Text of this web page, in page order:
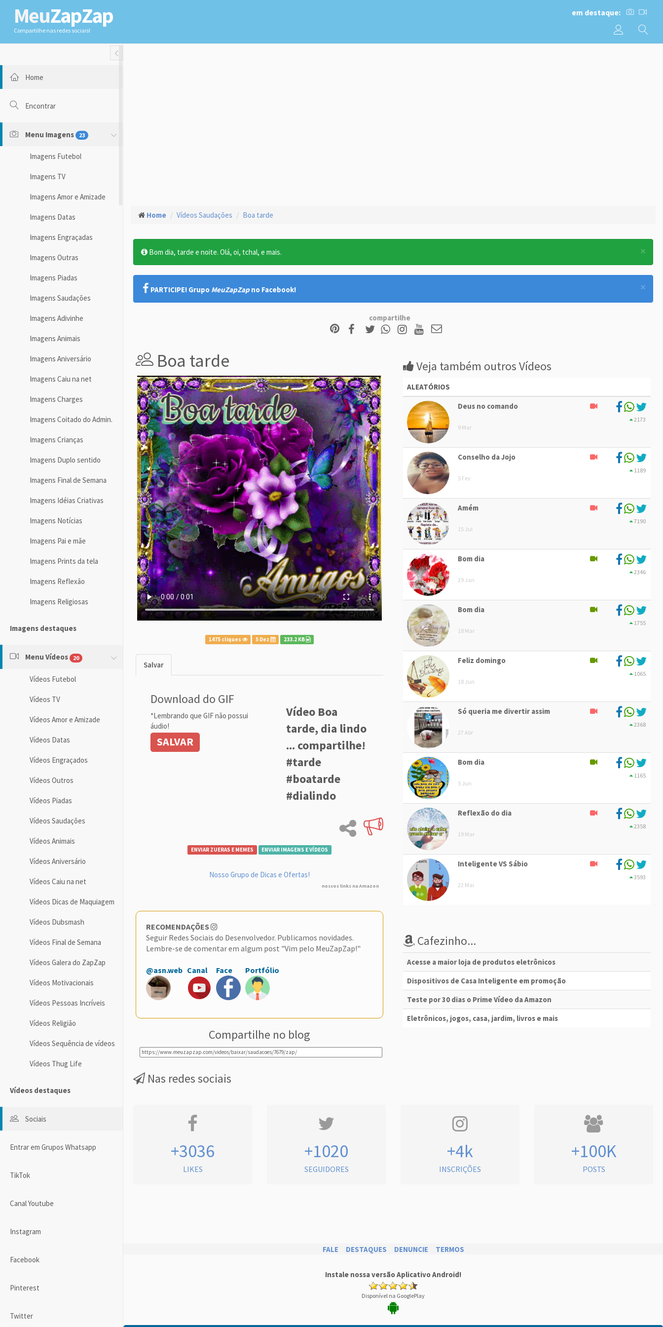
MeuZapZap
Compartilhe nas redes sociais!
em destaque:
Toggle Fullwidth
Home
Encontrar
Menu Imagens 23
Imagens Futebol
Imagens TV
Imagens Amor e Amizade
Imagens Datas
Imagens Engraçadas
Imagens Outras
Imagens Piadas
Imagens Saudações
Imagens Adivinhe
Imagens Animais
Imagens Aniversário
Imagens Caiu na net
Imagens Charges
Imagens Coitado do Admin.
Imagens Crianças
Imagens Duplo sentido
Imagens Final de Semana
Imagens Idéias Criativas
Imagens Notícias
Imagens Pai e mãe
Imagens Prints da tela
Imagens Reflexão
Imagens Religiosas
Imagens destaques
Menu Vídeos 20
Vídeos Futebol
Vídeos TV
Vídeos Amor e Amizade
Vídeos Datas
Vídeos Engraçados
Vídeos Outros
Vídeos Piadas
Vídeos Saudações
Vídeos Animais
Vídeos Aniversário
Vídeos Caiu na net
Vídeos Dicas de Maquiagem
Vídeos Dubsmash
Vídeos Final de Semana
Vídeos Galera do ZapZap
Vídeos Motivacionais
Vídeos Pessoas Incríveis
Vídeos Religião
Vídeos Sequência de vídeos
Vídeos Thug Life
Vídeos destaques
Sociais
Entrar em Grupos Whatsapp
TikTok
Canal Youtube
Instagram
Facebook
Pinterest
Twitter
Home Vídeos Saudações Boa tarde
×
Bom dia, tarde e noite. Olá, oi, tchal, e mais.
×
PARTICIPE! Grupo MeuZapZap no Facebook!
compartilhe
Boa tarde
1475 cliques 5 Dez 233.2 KB
Salvar
Download do GIF
*Lembrando que GIF não possui
áudio!
SALVAR
Vídeo Boa
tarde, dia lindo
... compartilhe!
#tarde
#boatarde
#dialindo
ENVIAR ZUERAS E MEMES ENVIAR IMAGENS E VÍDEOS
Nosso Grupo de Dicas e Ofertas!
nossos links na Amazon
RECOMENDAÇÕES
Seguir Redes Sociais do Desenvolvedor. Publicamos novidades.
Lembre-se de comentar em algum post "Vim pelo MeuZapZap!"
@asn.web Canal Face Portfólio
Compartilhe no blog
Veja também outros Vídeos
ALEATÓRIOS
Deus no comando
9 Mar
2173
Conselho da Jojo
5 Fev
1189
Amém
15 Jul
7190
Bom dia
29 Jan
2346
Bom dia
18 Mar
1755
Feliz domingo
18 Jun
1065
Só queria me divertir assim
27 Abr
2368
Bom dia
5 Jun
1165
Reflexão do dia
19 Mar
2358
Inteligente VS Sábio
22 Mai
3593
Cafezinho...
Acesse a maior loja de produtos eletrônicos
Dispositivos de Casa Inteligente em promoção
Teste por 30 dias o Prime Vídeo da Amazon
Eletrônicos, jogos, casa, jardim, livros e mais
Nas redes sociais
+3036
LIKES
+1020
SEGUIDORES
+4k
INSCRIÇÕES
+100K
POSTS
FALE DESTAQUES DENUNCIE TERMOS
Instale nossa versão Aplicativo Android!
Disponível na GooglePlay